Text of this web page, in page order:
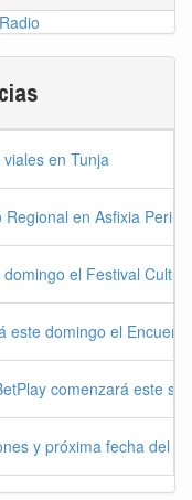
en Tunja
en Asfixia
el Festival
este domingo el
comenzará este
y próxima fecha del